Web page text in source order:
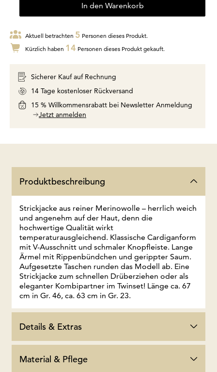
In den Warenkorb
Aktuell betrachten 5 Personen dieses Produkt.
Kürzlich haben 14 Personen dieses Produkt gekauft.
Sicherer Kauf auf Rechnung
14 Tage kostenloser Rückversand
15 % Willkommensrabatt bei Newsletter Anmeldung
Jetzt anmelden
Produktbeschreibung
Strickjacke aus reiner Merinowolle – herrlich weich
und angenehm auf der Haut, denn die
hochwertige Qualität wirkt
temperaturausgleichend. Klassische Cardiganform
mit V-Ausschnitt und schmaler Knopfleiste. Lange
Ärmel mit Rippenbündchen und gerippter Saum.
Aufgesetzte Taschen runden das Modell ab. Eine
Strickjacke zum schnellen Drüberziehen oder als
eleganter Kombipartner im Twinset! Länge ca. 67
cm in Gr. 46, ca. 63 cm in Gr. 23.
Details & Extras
Material & Pflege